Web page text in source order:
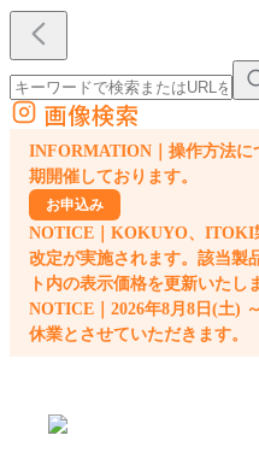
外部サイトの商品をカートに追加
他のサイトで見つけた商品ページのURLを貼
画像検索
INFORMATION｜操作方法に
期開催しております。
お申込み
NOTICE｜KOKUYO、ITOKI
改定が実施されます。該当製
ト内の表示価格を更新いたし
NOTICE｜2026年8月8日(土)
休業とさせていただきます。